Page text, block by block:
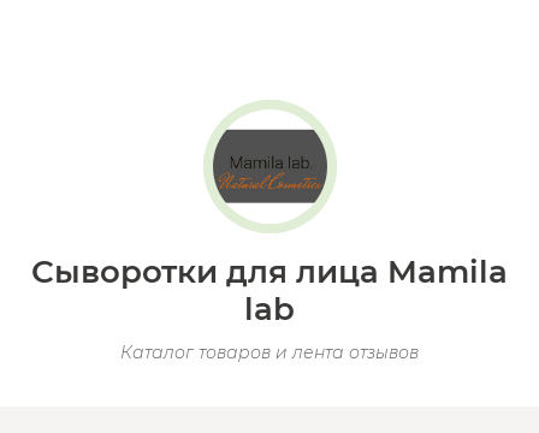
Сыворотки для лица Mamila
lab
Каталог товаров и лента отзывов